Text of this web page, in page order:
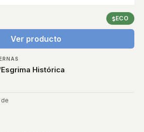
ECO
Ver producto
Histórica